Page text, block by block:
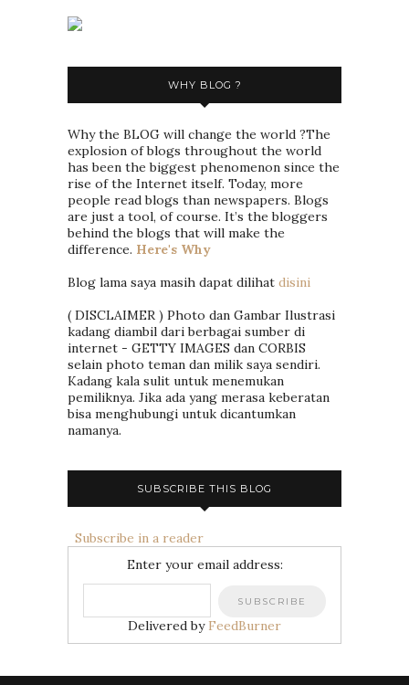
WHY BLOG ?
Why the BLOG will change the world ?The
explosion of blogs throughout the world
has been the biggest phenomenon since the
rise of the Internet itself. Today, more
people read blogs than newspapers. Blogs
are just a tool, of course. It’s the bloggers
behind the blogs that will make the
difference. Here's Why
Blog lama saya masih dapat dilihat disini
( DISCLAIMER ) Photo dan Gambar Ilustrasi
kadang diambil dari berbagai sumber di
internet - GETTY IMAGES dan CORBIS
selain photo teman dan milik saya sendiri.
Kadang kala sulit untuk menemukan
pemiliknya. Jika ada yang merasa keberatan
bisa menghubungi untuk dicantumkan
namanya.
SUBSCRIBE THIS BLOG
Subscribe in a reader
Enter your email address:
Delivered by FeedBurner